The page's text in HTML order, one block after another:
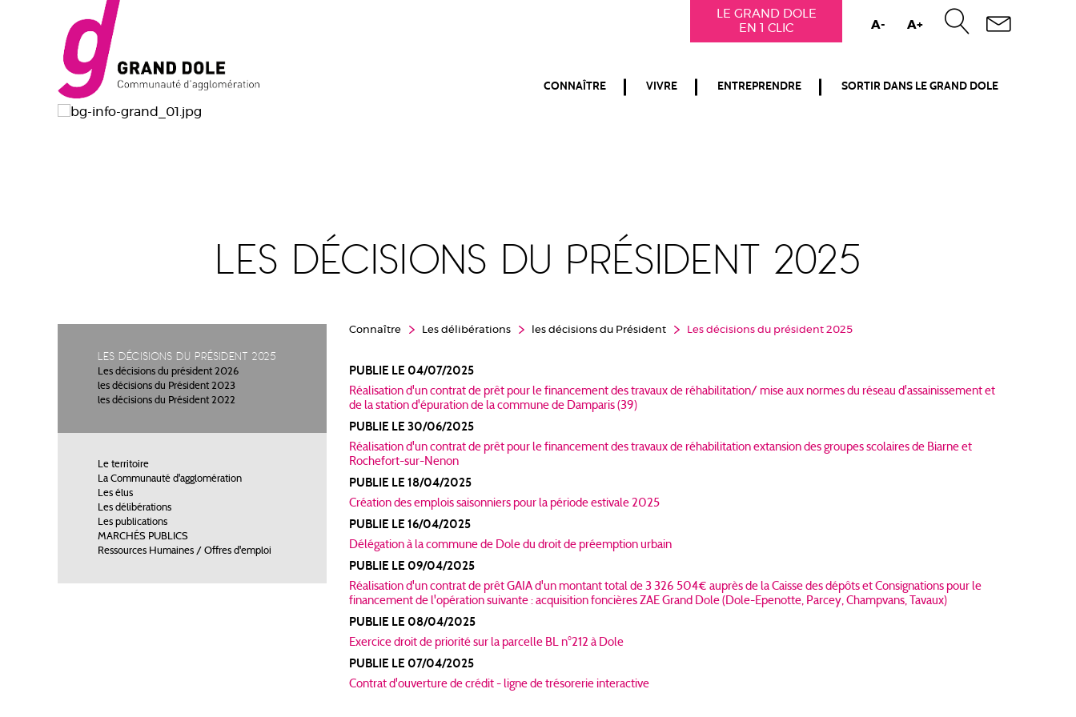
LE GRAND DOLE
EN 1 CLIC
A- A+
CONNAÎTRE VIVRE ENTREPRENDRE SORTIR DANS LE GRAND DOLE
Les décisions du président 2025
Les décisions du président 2025
Les décisions du président 2026
les décisions du Président 2023
les décisions du Président 2022
Le territoire
La Communauté d'agglomération
Les élus
Les délibérations
Les publications
MARCHÉS PUBLICS
Ressources Humaines / Offres d'emploi
Connaître Les délibérations les décisions du Président Les décisions du président 2025
PUBLIE LE 04/07/2025
Réalisation d'un contrat de prêt pour le financement des travaux de réhabilitation/ mise aux normes du réseau d'assainissement et
de la station d'épuration de la commune de Damparis (39)
PUBLIE LE 30/06/2025
Réalisation d'un contrat de prêt pour le financement des travaux de réhabilitation extansion des groupes scolaires de Biarne et
Rochefort-sur-Nenon
PUBLIE LE 18/04/2025
Création des emplois saisonniers pour la période estivale 2025
PUBLIE LE 16/04/2025
Délégation à la commune de Dole du droit de préemption urbain
PUBLIE LE 09/04/2025
Réalisation d'un contrat de prêt GAIA d'un montant total de 3 326 504€ auprès de la Caisse des dépôts et Consignations pour le
financement de l'opération suivante : acquisition foncières ZAE Grand Dole (Dole-Epenotte, Parcey, Champvans, Tavaux)
PUBLIE LE 08/04/2025
Exercice droit de priorité sur la parcelle BL n°212 à Dole
PUBLIE LE 07/04/2025
Contrat d'ouverture de crédit - ligne de trésorerie interactive